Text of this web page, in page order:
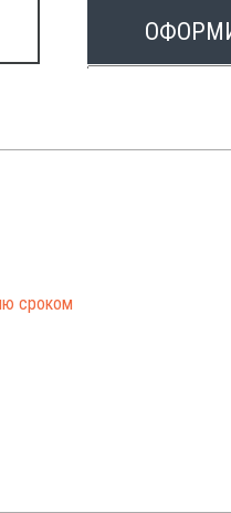
сроком